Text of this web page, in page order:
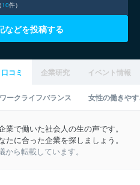
10件）
などを投稿する
口コミ 企業研究 イベント情報
ワークライフバランス 女性の働きや
業で働いた社会人の生の声です。
たに合った企業を探しましょう。
ら転載しています。